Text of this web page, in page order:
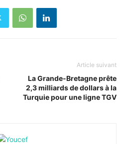
Article suivant
La Grande-Bretagne prête
2,3 milliards de dollars à la
Turquie pour une ligne TGV